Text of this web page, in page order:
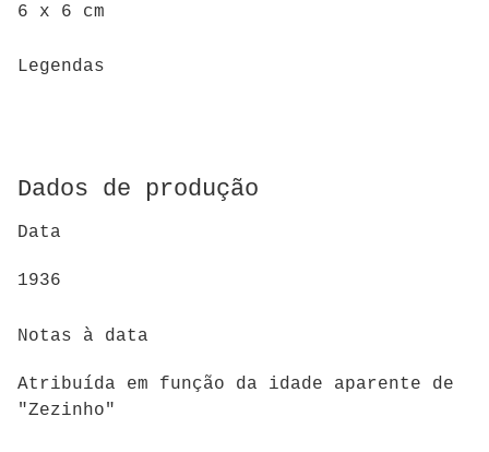
6 x 6 cm
Legendas
Dados de produção
Data
1936
Notas à data
Atribuída em função da idade aparente de
"Zezinho"